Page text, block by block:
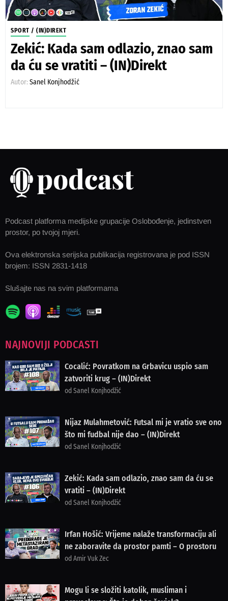
SPORT / (IN)DIREKT
Zekić: Kada sam odlazio, znao sam
da ću se vratiti – (IN)Direkt
Autor: Sanel Konjhodžić
Podcast platforma medijske grupacije Oslobođenje, jedinstven
prostor, po tvojoj mjeri.
Ova elektronska serijska publikacija registrovana je pod ISSN
brojem: ISSN 2831-1418
Slušajte nas na svim platformama
NAJNOVIJI PODCASTI
Cocalić: Povratkom na Grbavicu uspio sam
zatvoriti krug – (IN)Direkt
od Sanel Konjhodžić
Nijaz Mulahmetović: Futsal mi je vratio sve ono
što mi fudbal nije dao – (IN)Direkt
od Sanel Konjhodžić
Zekić: Kada sam odlazio, znao sam da ću se
vratiti – (IN)Direkt
od Sanel Konjhodžić
Irfan Hošić: Vrijeme nalaže transformaciju ali
ne zaboravite da prostor pamti – O prostoru
od Amir Vuk Zec
Mogu li se složiti katolik, musliman i